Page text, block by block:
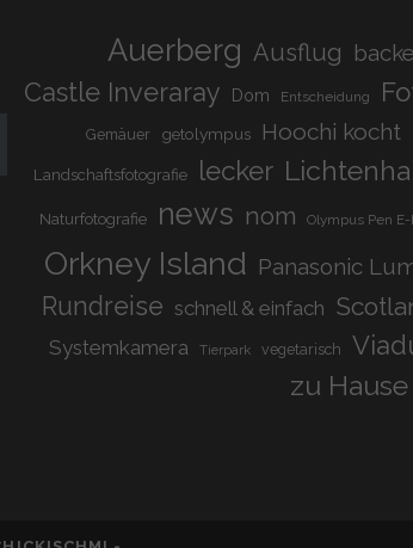
Auerberg Ausflug
Castle Inveraray
Dom Entscheidung
Gemäuer getolympus Hoochi kocht
Landschaftsfotografie lecker
Naturfotografie news nom Olympus Pen E-
Orkney Island Panasonic
Rundreise schnell & einfach
Systemkamera Tierpark vegetarisch
zu Hause